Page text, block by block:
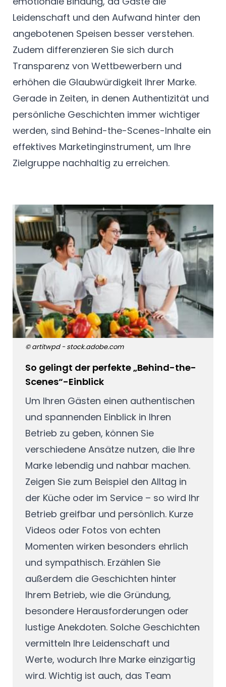
Leidenschaft und den Aufwand hinter den
angebotenen Speisen besser verstehen.
Zudem differenzieren Sie sich durch
Transparenz von Wettbewerbern und
erhöhen die Glaubwürdigkeit Ihrer Marke.
Gerade in Zeiten, in denen Authentizität und
persönliche Geschichten immer wichtiger
werden, sind Behind-the-Scenes-Inhalte ein
effektives Marketinginstrument, um Ihre
Zielgruppe nachhaltig zu erreichen.
© artitwpd - stock.adobe.com
So gelingt der perfekte „Behind-the-
Scenes“-Einblick
Um Ihren Gästen einen authentischen
und spannenden Einblick in Ihren
Betrieb zu geben, können Sie
verschiedene Ansätze nutzen, die Ihre
Marke lebendig und nahbar machen.
Zeigen Sie zum Beispiel den Alltag in
der Küche oder im Service – so wird Ihr
Betrieb greifbar und persönlich. Kurze
Videos oder Fotos von echten
Momenten wirken besonders ehrlich
und sympathisch. Erzählen Sie
außerdem die Geschichten hinter
Ihrem Betrieb, wie die Gründung,
besondere Herausforderungen oder
lustige Anekdoten. Solche Geschichten
vermitteln Ihre Leidenschaft und
Werte, wodurch Ihre Marke einzigartig
wird. Wichtig ist auch, das Team